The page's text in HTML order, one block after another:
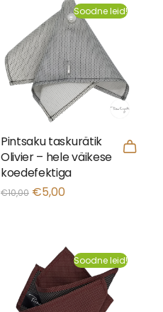
Soodne leid!
Pintsaku taskurätik
Olivier – hele väikese
koedefektiga
€10,00 €5,00
Soodne leid!